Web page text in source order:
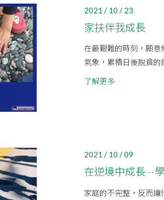
2021 / 10 / 23
家扶伴我成長
在最艱難的時刻，願
氣象，累積日後脫貧的
了解更多
2021 / 10 / 09
在逆境中成長 --
家庭的不完整，反而